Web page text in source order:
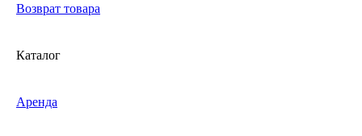
Возврат товара
Каталог
Аренда